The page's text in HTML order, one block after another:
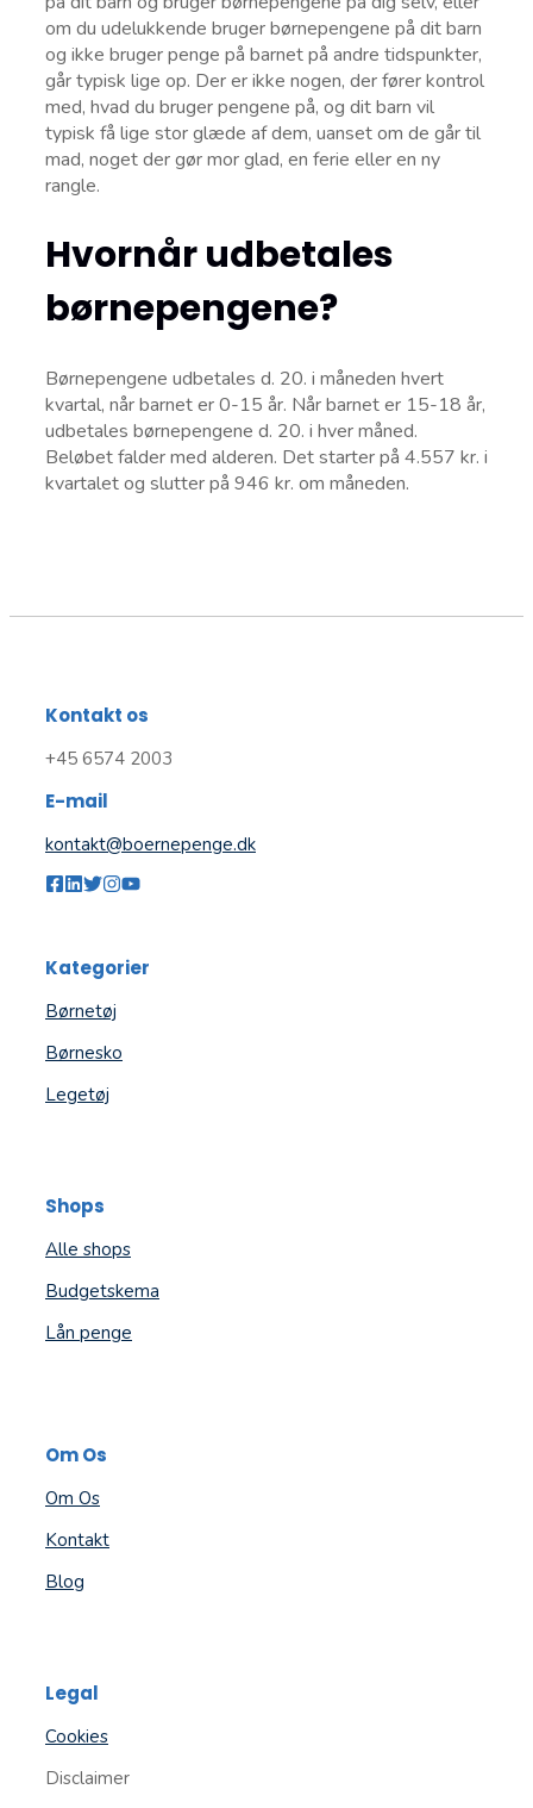
om du udelukkende bruger børnepengene på dit barn
og ikke bruger penge på barnet på andre tidspunkter,
går typisk lige op. Der er ikke nogen, der fører kontrol
med, hvad du bruger pengene på, og dit barn vil
typisk få lige stor glæde af dem, uanset om de går til
mad, noget der gør mor glad, en ferie eller en ny
rangle.
Hvornår udbetales
børnepengene?
Børnepengene udbetales d. 20. i måneden hvert
kvartal, når barnet er 0-15 år. Når barnet er 15-18 år,
udbetales børnepengene d. 20. i hver måned.
Beløbet falder med alderen. Det starter på 4.557 kr. i
kvartalet og slutter på 946 kr. om måneden.
Kontakt os
+45 6574 2003
E-mail
kontakt@boernepenge.dk
Kategorier
Børnetøj
Børnesko
Legetøj
Shops
Alle shops
Budgetskema
Lån penge
Om Os
Om Os
Kontakt
Blog
Legal
Cookies
Disclaimer